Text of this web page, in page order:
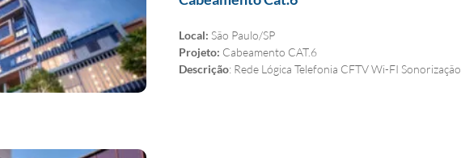
Local: São Paulo/SP
Projeto: Cabeamento CAT.6
Descrição: Rede Lógica Telefonia CFTV Wi-FI Sonorização